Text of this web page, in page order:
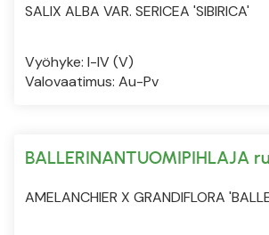
SALIX ALBA VAR. SERICEA 'SIBIRICA'
Vyöhyke: I-IV (V)
Valovaatimus: Au-Pv
BALLERINANTUOMIPIHLAJA
AMELANCHIER X GRANDIFLORA